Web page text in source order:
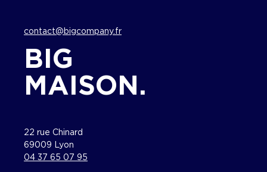
contact@bigcompany.fr
BIG
MAISON.
22 rue Chinard
69009 Lyon
04 37 65 07 95